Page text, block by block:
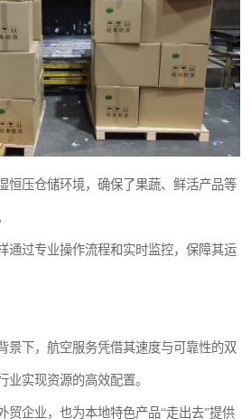
恒压仓储环境，确保了果蔬、鲜活产品等
通过专业操作流程和实时监控，保障其运
景下，航空服务凭借其速度与可靠性的双
实现资源的高效配置。
贸企业，也为本地特色产品“走出去”提供